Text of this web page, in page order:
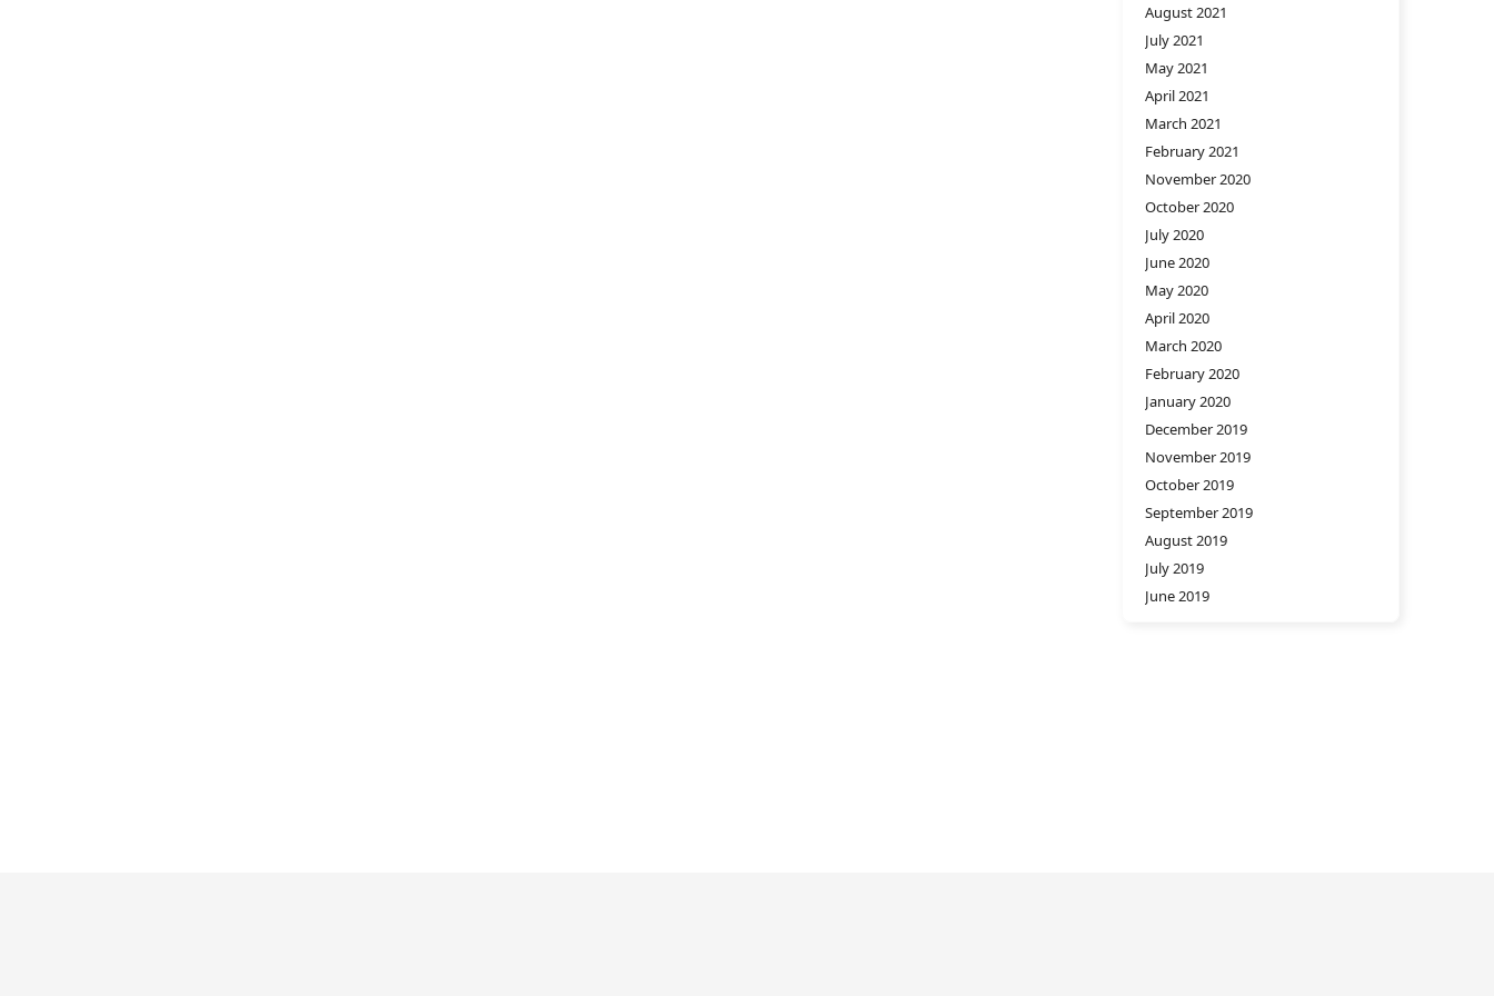
August 2021
July 2021
May 2021
April 2021
March 2021
February 2021
November 2020
October 2020
July 2020
June 2020
May 2020
April 2020
March 2020
February 2020
January 2020
December 2019
November 2019
October 2019
September 2019
August 2019
July 2019
June 2019